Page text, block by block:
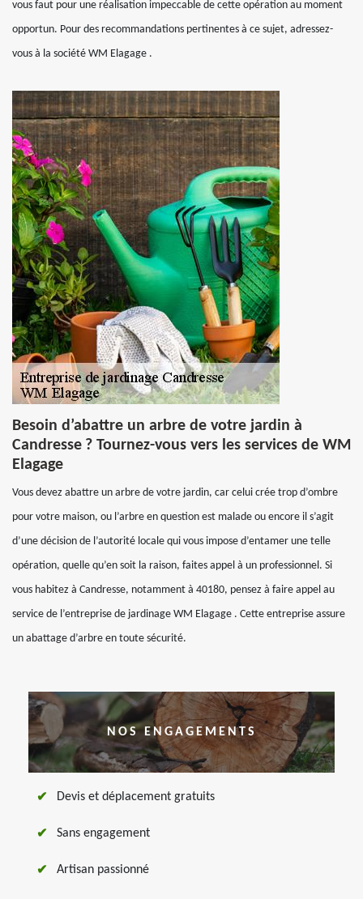
vous faut pour une réalisation impeccable de cette opération au moment
opportun. Pour des recommandations pertinentes à ce sujet, adressez-
vous à la société WM Elagage .
Besoin d’abattre un arbre de votre jardin à
Candresse ? Tournez-vous vers les services de WM
Elagage
Vous devez abattre un arbre de votre jardin, car celui crée trop d’ombre
pour votre maison, ou l’arbre en question est malade ou encore il s’agit
d’une décision de l’autorité locale qui vous impose d’entamer une telle
opération, quelle qu’en soit la raison, faites appel à un professionnel. Si
vous habitez à Candresse, notamment à 40180, pensez à faire appel au
service de l’entreprise de jardinage WM Elagage . Cette entreprise assure
un abattage d’arbre en toute sécurité.
NOS ENGAGEMENTS
Devis et déplacement gratuits
Sans engagement
Artisan passionné